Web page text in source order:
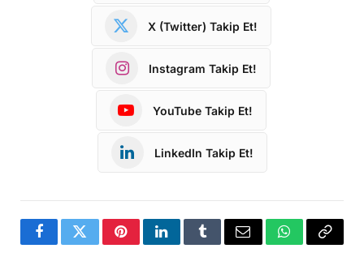
X (Twitter) Takip Et!
Instagram Takip Et!
YouTube Takip Et!
LinkedIn Takip Et!
FacebookTwitterPinterestLinkedInTumblrEmail WhatsApp
Copy